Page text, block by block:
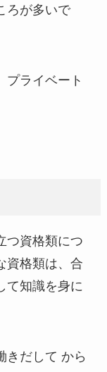
ろが多いで
プライベート
つ資格類につ
資格類は、合
て知識を身に
きだして から